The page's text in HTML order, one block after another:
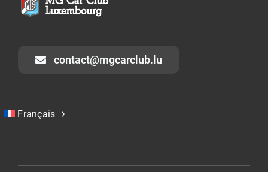
contact@mgcarclub.lu
Français